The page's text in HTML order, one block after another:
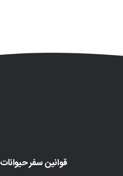
قوانین سفر حیوانات